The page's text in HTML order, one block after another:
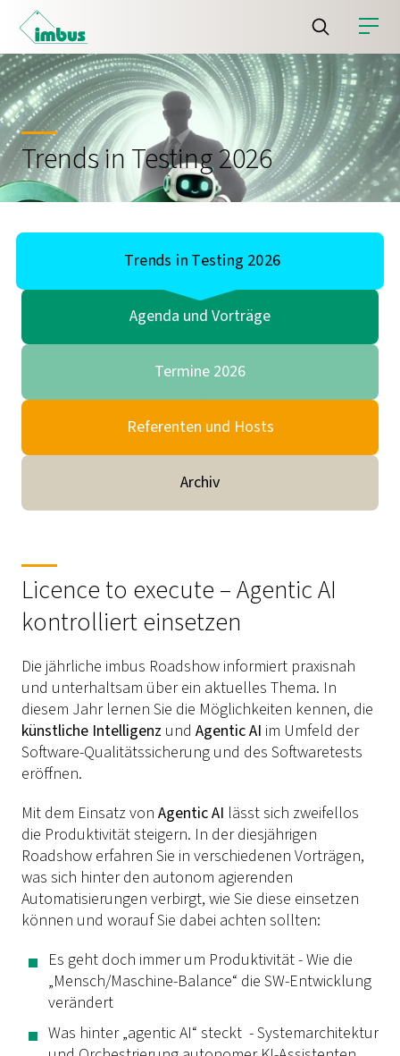
Trends in Testing 2026
Trends in Testing 2026
Agenda und Vorträge
Termine 2026
Referenten und Hosts
Archiv
Licence to execute – Agentic AI
kontrolliert einsetzen
Die jährliche imbus Roadshow informiert praxisnah
und unterhaltsam über ein aktuelles Thema. In
diesem Jahr lernen Sie die Möglichkeiten kennen, die
künstliche Intelligenz und Agentic AI im Umfeld der
Software-Qualitätssicherung und des Softwaretests
eröffnen.
Mit dem Einsatz von Agentic AI lässt sich zweifellos
die Produktivität steigern. In der diesjährigen
Roadshow erfahren Sie in verschiedenen Vorträgen,
was sich hinter den autonom agierenden
Automatisierungen verbirgt, wie Sie diese einsetzen
können und worauf Sie dabei achten sollten:
Es geht doch immer um Produktivität - Wie die
„Mensch/Maschine-Balance“ die SW-Entwicklung
verändert
Was hinter „agentic AI“ steckt - Systemarchitektur